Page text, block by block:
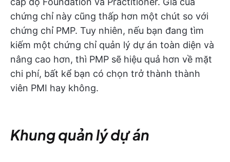
chứng chỉ này cũng thấp hơn một chút so với
chứng chỉ PMP. Tuy nhiên, nếu bạn đang tìm
kiếm một chứng chỉ quản lý dự án toàn diện và
nâng cao hơn, thì PMP sẽ hiệu quả hơn về mặt
chi phí, bất kể bạn có chọn trở thành thành
viên PMI hay không.
Khung quản lý dự án